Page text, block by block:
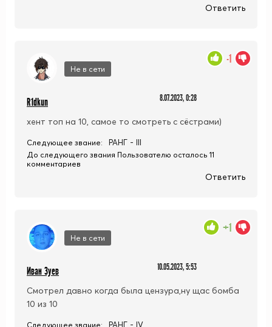
Ответить
Не в сети
R1dkun 8.07.2023, 0:28
хент топ на 10, самое то смотреть с сёстрами)
-1
Следующее звание: РАНГ - III
До следующего звания Пользователю осталось 11
комментариев
Ответить
Не в сети
Иван Зуев 10.05.2023, 5:53
Смотрел давно когда была цензура,ну щас бомба
10 из 10
+1
Следующее звание: РАНГ - IV